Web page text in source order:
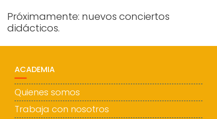
Próximamente: nuevos conciertos
didácticos.
ACADEMIA
Quienes somos
Trabaja con nosotros